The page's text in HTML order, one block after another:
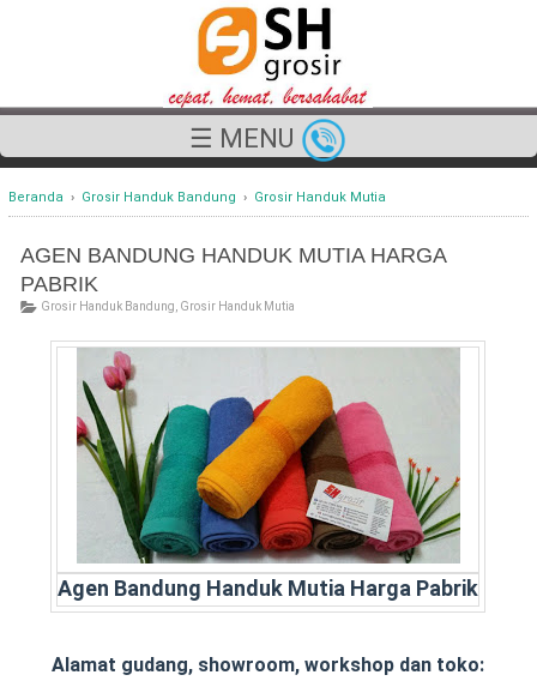
☰ MENU
Beranda › Grosir Handuk Bandung › Grosir Handuk Mutia
AGEN BANDUNG HANDUK MUTIA HARGA
PABRIK
Grosir Handuk Bandung Grosir Handuk Mutia
Agen Bandung Handuk Mutia Harga Pabrik
Alamat gudang, showroom, workshop dan toko: